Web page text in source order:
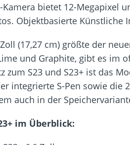
bietet 12-Megapixel
Objektbasierte Künstliche
(17,27 cm) größte der
und Graphite, gibt es im
zum S23 und S23+ ist das
integrierte S-Pen sowie
auch in der
im Überblick: